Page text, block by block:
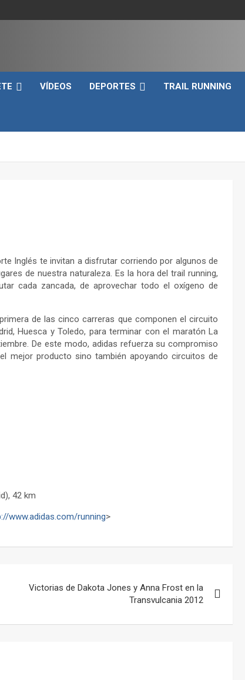
VÍDEOS DEPORTES TRAIL RUNNING
Inglés te invitan a disfrutar corriendo por algunos de
de nuestra naturaleza. Es la hora del trail running,
cada zancada, de aprovechar todo el oxígeno de
de las cinco carreras que componen el circuito
Huesca y Toledo, para terminar con el maratón La
De este modo, adidas refuerza su compromiso
mejor producto sino también apoyando circuitos de
42 km
www.adidas.com/running>
Victorias de Dakota Jones y Anna Frost en la
Transvulcania 2012